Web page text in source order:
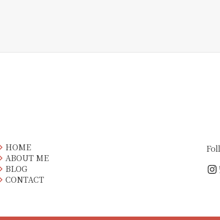
HOME
ABOUT ME
BLOG
CONTACT